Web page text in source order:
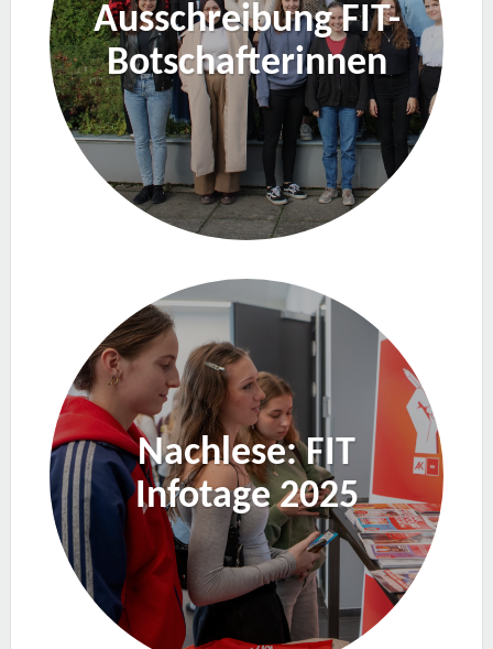
Ausschreibung FIT-
Botschafterinnen
Nachlese: FIT
Infotage 2025